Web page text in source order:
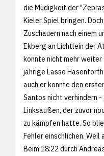
die Müdigkeit der
Kieler Spiel bringen.
Zuschauern nach einem
Ekberg an Lichtlein der
konnte nicht mehr
jährige Lasse
auch er konnte den
Santos nicht verhindern
Linksaußen, der zuvor
zu kämpfen hatte. So
Fehler einschlichen. Weil
Beim 18:22 durch